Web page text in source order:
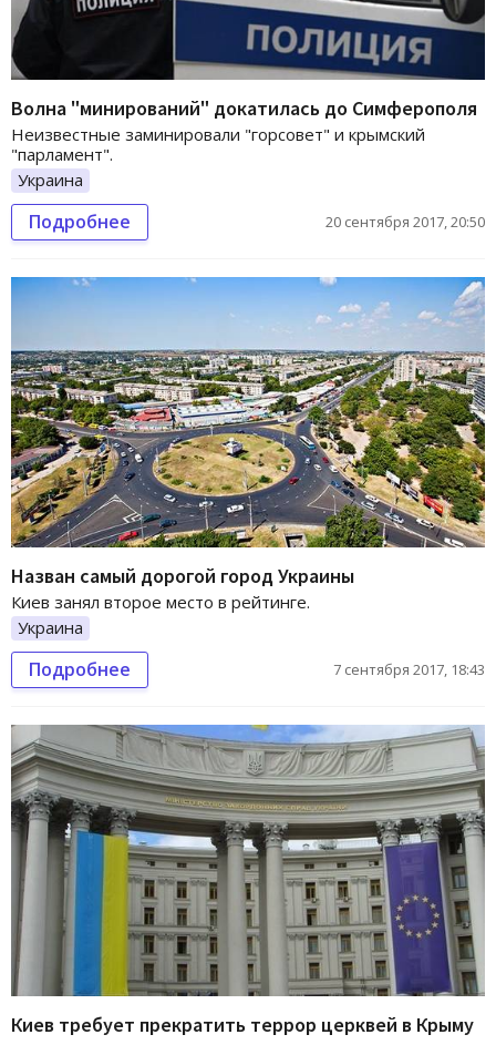
Волна "минирований" докатилась до Симферополя
Неизвестные заминировали "горсовет" и крымский
"парламент".
Украина
Подробнее 20 сентября 2017, 20:50
Назван самый дорогой город Украины
Киев занял второе место в рейтинге.
Украина
Подробнее 7 сентября 2017, 18:43
Киев требует прекратить террор церквей в Крыму